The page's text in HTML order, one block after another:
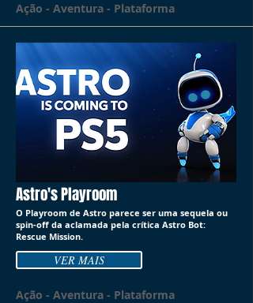
Ação - Aventura - Plataforma
Astro's Playroom
O Playroom de Astro parece ser uma sequela ou
spin-off da aclamada pela crítica Astro Bot:
Rescue Mission.
VER MAIS
Ação - Aventura - Plataforma